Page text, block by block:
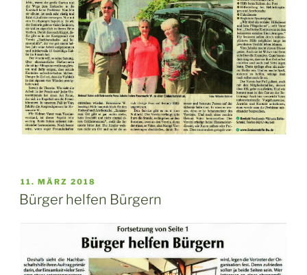
VERÖFFENTLICHT
AM
11. MÄRZ 2018
Bürger helfen Bürgern